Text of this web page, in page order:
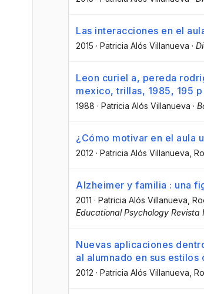
Las interacciones en el
2015 · Patricia Alós Villanueva ·
Leon curiel a, pereda
mexico, trillas, 1985, 195 p
1988 · Patricia Alós Villanueva ·
¿Cómo motivar en el aula
2012 · Patricia Alós Villanueva ,
Alzheimer y familia : una
2011 · Patricia Alós Villanueva ,
Educational Psychology Revista
Nuevas aplicaciones
al alumnado en sus estilos
2012 · Patricia Alós Villanueva ,